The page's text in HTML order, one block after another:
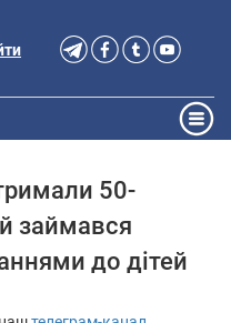
50-
займався
до дітей